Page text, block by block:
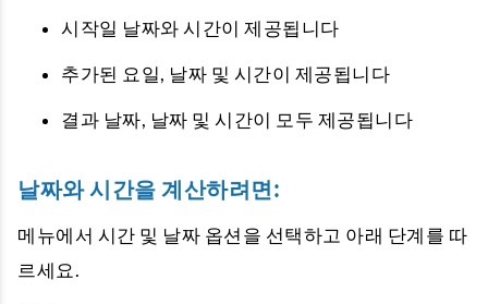
시작일 날짜와 시간이 제공됩니다
추가된 요일, 날짜 및 시간이 제공됩니다
결과 날짜, 날짜 및 시간이 모두 제공됩니다
날짜와 시간을 계산하려면:
메뉴에서 시간 및 날짜 옵션을 선택하고 아래 단계를 따
르세요.